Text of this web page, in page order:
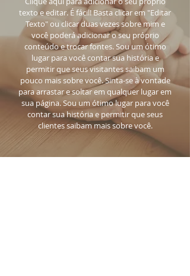
texto e editar. É fácil! Basta clicar em "Editar
Texto" ou clicar duas vezes sobre mim e
você poderá adicionar o seu próprio
conteúdo e trocar fontes. Sou um ótimo
lugar para você contar sua história e
permitir que seus visitantes saibam um
pouco mais sobre você. Sinta-se à vontade
para arrastar e soltar em qualquer lugar em
sua página. Sou um ótimo lugar para você
contar sua história e permitir que seus
clientes saibam mais sobre você.